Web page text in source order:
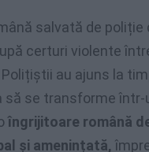
salvată de poliție
certuri violente
au ajuns la
să se transforme într-
îngrijitoare română
și amenințată,